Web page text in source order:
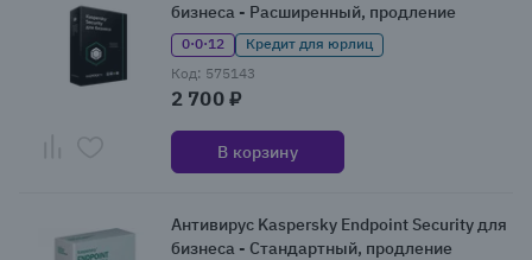
бизнеса - Расширенный, продление
0·0·12
Кредит для юрлиц
Код: 575143
2 700 ₽
В корзину
Антивирус Kaspersky Endpoint Security для
бизнеса - Стандартный, продление